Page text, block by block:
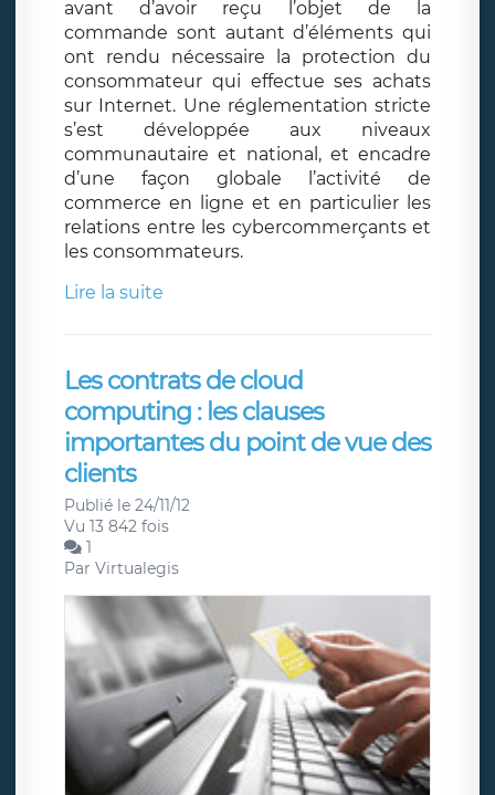
avant d’avoir reçu l’objet de la
commande sont autant d’éléments qui
ont rendu nécessaire la protection du
consommateur qui effectue ses achats
sur Internet. Une réglementation stricte
s’est développée aux niveaux
communautaire et national, et encadre
d’une façon globale l’activité de
commerce en ligne et en particulier les
relations entre les cybercommerçants et
les consommateurs.
Lire la suite
Les contrats de cloud
computing : les clauses
importantes du point de vue des
clients
Publié le 24/11/12
Vu 13 842 fois
1
Par Virtualegis